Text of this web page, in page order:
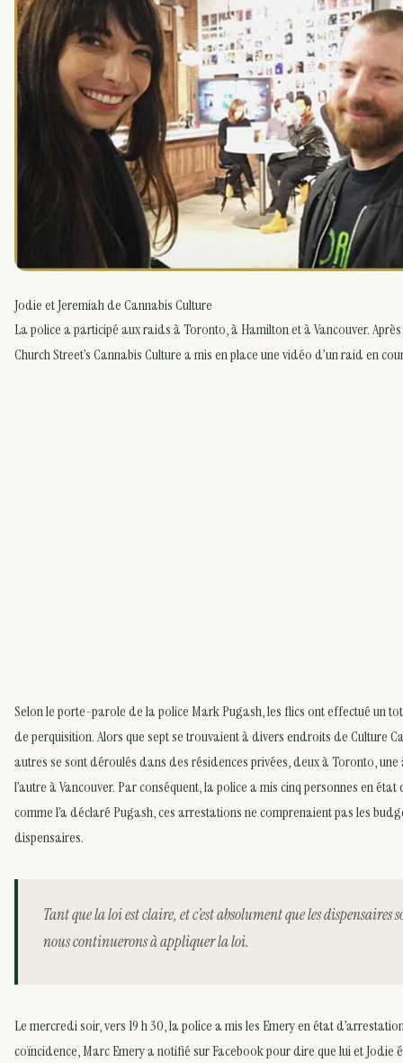
Jodie et Jeremiah de Cannabis Culture
La police a participé aux raids à Toronto, à Hamilton et à Vancouver. Après
Church Street’s Cannabis Culture a mis en place une vidéo d’un raid en
Selon le porte-parole de la police Mark Pugash, les flics ont effectué un
de perquisition. Alors que sept se trouvaient à divers endroits de Culture
autres se sont déroulés dans des résidences privées, deux à Toronto, une
l’autre à Vancouver. Par conséquent, la police a mis cinq personnes en
comme l’a déclaré Pugash, ces arrestations ne comprenaient pas les
dispensaires.
Tant que la loi est claire, et c’est absolument que les dispensaires
nous continuerons à appliquer la loi.
Le mercredi soir, vers 19 h 30, la police a mis les Emery en état
coïncidence, Marc Emery a notifié sur Facebook pour dire que lui et Jodie